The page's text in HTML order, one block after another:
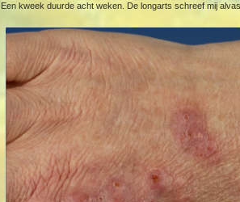
Een kweek duurde acht weken. De longarts schreef mij